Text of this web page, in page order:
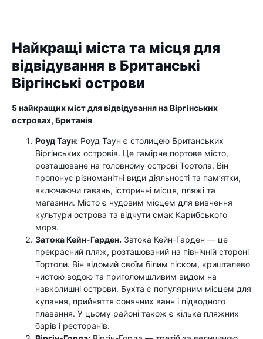
Найкращі міста та місця для
відвідування в Британські
Віргінські острови
5 найкращих міст для відвідування на Віргінських
островах, Британія
Роуд Таун: Роуд Таун є столицею Британських
Віргінських островів. Це гамірне портове місто,
розташоване на головному острові Тортола. Він
пропонує різноманітні види діяльності та пам’ятки,
включаючи гавань, історичні місця, пляжі та
магазини. Місто є чудовим місцем для вивчення
культури острова та відчути смак Карибського
моря.
Затока Кейн-Гарден. Затока Кейн-Гарден — це
прекрасний пляж, розташований на північній стороні
Тортоли. Він відомий своїм білим піском, кришталево
чистою водою та приголомшливим видом на
навколишні острови. Бухта є популярним місцем для
купання, прийняття сонячних ванн і підводного
плавання. У цьому районі також є кілька пляжних
барів і ресторанів.